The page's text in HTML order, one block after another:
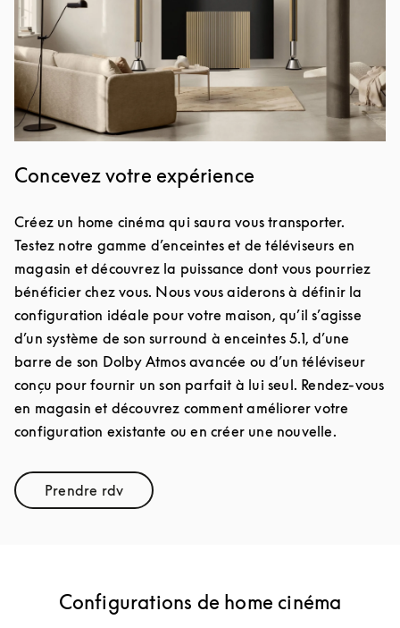
Concevez votre expérience
Créez un home cinéma qui saura vous transporter.
Testez notre gamme d’enceintes et de téléviseurs en
magasin et découvrez la puissance dont vous pourriez
bénéficier chez vous. Nous vous aiderons à définir la
configuration idéale pour votre maison, qu’il s’agisse
d’un système de son surround à enceintes 5.1, d’une
barre de son Dolby Atmos avancée ou d’un téléviseur
conçu pour fournir un son parfait à lui seul. Rendez-vous
en magasin et découvrez comment améliorer votre
configuration existante ou en créer une nouvelle.
Prendre rdvLink Opens in New Tab
Configurations de home cinéma